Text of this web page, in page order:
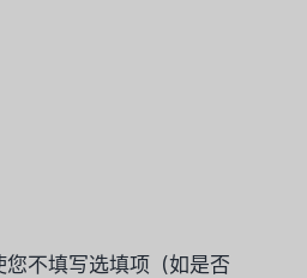
不填写选填项（如是否